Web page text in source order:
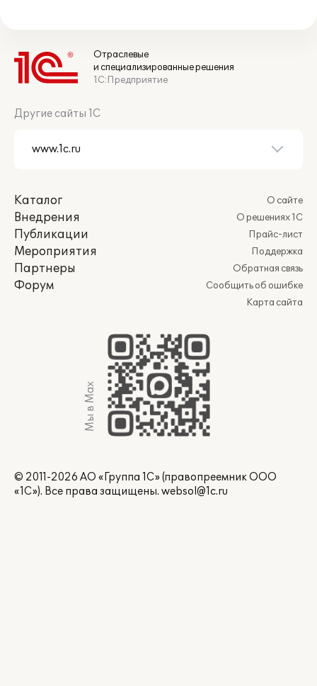
Отраслевые
и специализированные решения
1С:Предприятие
Другие сайты 1С
Каталог
Внедрения
Публикации
Мероприятия
Партнеры
Форум
О сайте
О решениях 1С
Прайс-лист
Поддержка
Обратная связь
Сообщить об ошибке
Карта сайта
Мы в Max
© 2011-2026 АО «Группа 1С» (правопреемник ООО
«1С»). Все права защищены. websol@1c.ru